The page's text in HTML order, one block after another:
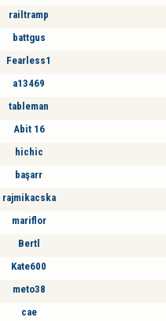
railtramp
battgus
Fearless1
a13469
tableman
Abit 16
hichic
başarr
rajmikacska
mariflor
Bertl
Kate600
meto38
cae